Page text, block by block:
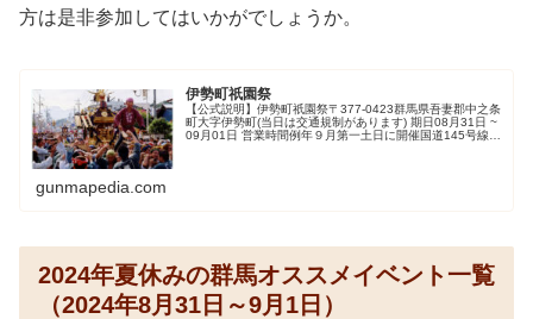
方は是非参加してはいかがでしょうか。
伊勢町祇園祭
【公式説明】伊勢町祇園祭〒377-0423群馬県吾妻郡中之条
町大字伊勢町(当日は交通規制があります) 期日08月31日 ~
09月01日 営業時間例年９月第一土日に開催国道145号線東
gunmapedia.com
2024年夏休みの群馬オススメイベント一覧
（2024年8月31日～9月1日）